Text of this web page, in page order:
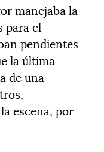
manejaba la
para el
pendientes
la última
de una
escena, por